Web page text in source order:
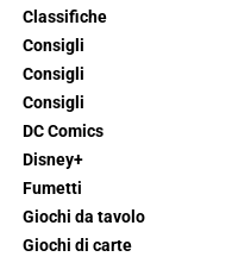
Classifiche
Consigli
Consigli
Consigli
DC Comics
Disney+
Fumetti
Giochi da tavolo
Giochi di carte